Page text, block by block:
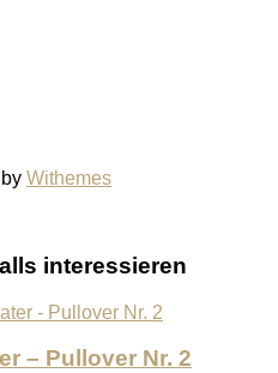
Withemes
interessieren
– Pullover Nr. 2